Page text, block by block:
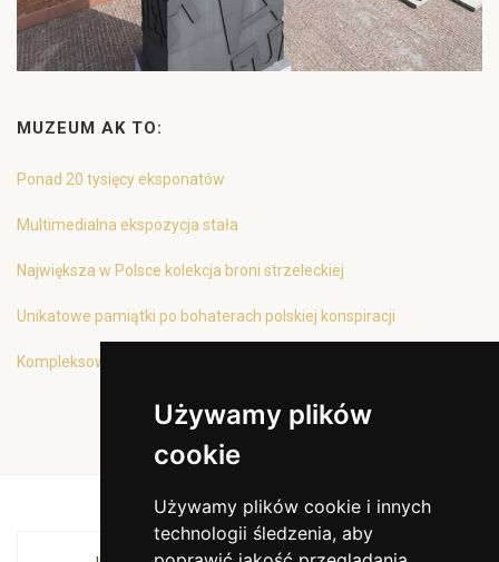
Używamy plików
cookie
Używamy plików cookie i innych
technologii śledzenia, aby
MUZEUM AK TO:
Ponad 20 tysięcy eksponatów
Multimedialna ekspozycja stała
Największa w Polsce kolekcja broni strzeleckiej
Unikatowe pamiątki po bohaterach polskiej konspiracji
Kompleksowa oferta edukacyjna